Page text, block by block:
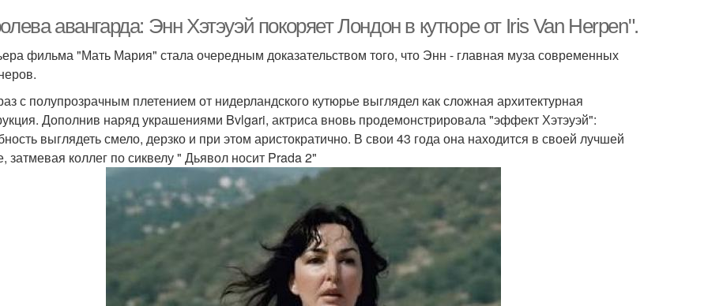
авангарда: Энн Хэтэуэй покоряет Лондон в кутюре от Iris Van Herpen".
фильма "Мать Мария" стала очередным доказательством того, что Энн - главная муза современных
с полупрозрачным плетением от нидерландского кутюрье выглядел как сложная архитектурная
Дополнив наряд украшениями Bvlgari, актриса вновь продемонстрировала "эффект Хэтэуэй":
выглядеть смело, дерзко и при этом аристократично. В свои 43 года она находится в своей лучшей
затмевая коллег по сиквелу " Дьявол носит Prada 2"